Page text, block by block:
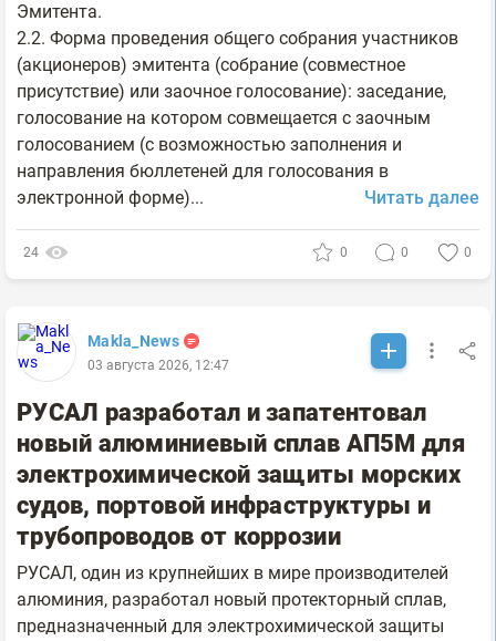
Эмитента.
2.2. Форма проведения общего собрания участников
(акционеров) эмитента (собрание (совместное
присутствие) или заочное голосование): заседание,
голосование на котором совмещается с заочным
голосованием (c возможностью заполнения и
направления бюллетеней для голосования в
электронной форме)...
Читать далее
24 0 0 0
Makla_News
03 августа 2026, 12:47
РУСАЛ разработал и запатентовал
новый алюминиевый сплав АП5М для
электрохимической защиты морских
судов, портовой инфраструктуры и
трубопроводов от коррозии
РУСАЛ, один из крупнейших в мире производителей
алюминия, разработал новый протекторный сплав,
предназначенный для электрохимической защиты